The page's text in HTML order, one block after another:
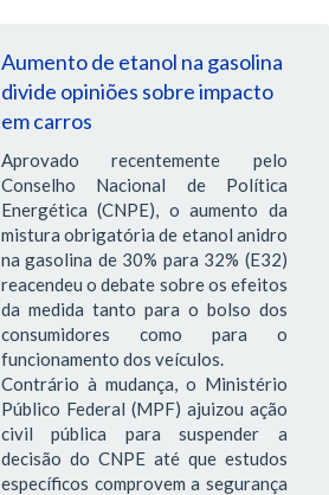
Aumento de etanol na gasolina
divide opiniões sobre impacto
em carros
Aprovado recentemente pelo
Conselho Nacional de Política
Energética (CNPE), o aumento da
mistura obrigatória de etanol anidro
na gasolina de 30% para 32% (E32)
reacendeu o debate sobre os efeitos
da medida tanto para o bolso dos
consumidores como para o
funcionamento dos veículos.
Contrário à mudança, o Ministério
Público Federal (MPF) ajuizou ação
civil pública para suspender a
decisão do CNPE até que estudos
específicos comprovem a segurança